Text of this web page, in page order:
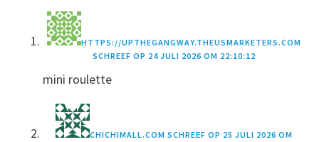
HTTPS://UPTHEGANGWAY.THEUSMARKETERS.COM
SCHREEF OP 24 JULI 2026 OM 22:10:12
mini roulette
CHICHIMALL.COM SCHREEF OP 25 JULI 2026 OM